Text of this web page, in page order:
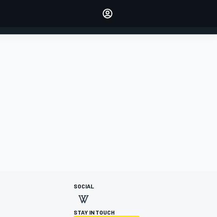
ACCEDI
SOCIAL
STAY IN TOUCH